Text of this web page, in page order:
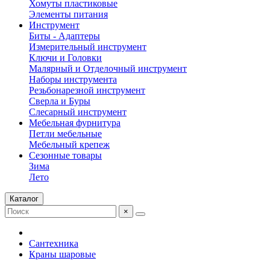
Хомуты пластиковые
Элементы питания
Инструмент
Биты - Адаптеры
Измерительный инструмент
Ключи и Головки
Малярный и Отделочный инструмент
Наборы инструмента
Резьбонарезной инструмент
Сверла и Буры
Слесарный инструмент
Мебельная фурнитура
Петли мебельные
Мебельный крепеж
Сезонные товары
Зима
Лето
Каталог
×
Сантехника
Краны шаровые